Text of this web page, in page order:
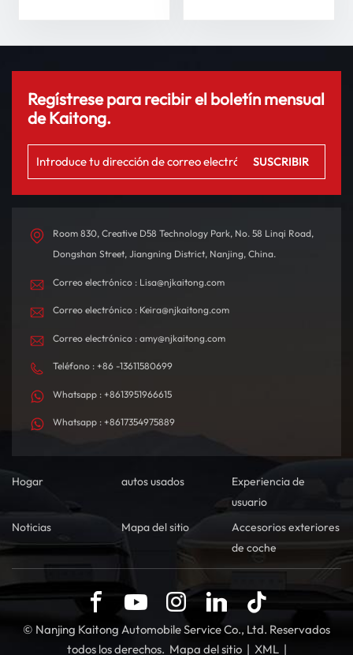
Regístrese para recibir el boletín mensual
de Kaitong.
Room 830, Creative D58 Technology Park, No. 58 Linqi Road,
Dongshan Street, Jiangning District, Nanjing, China.
Correo electrónico : Lisa@njkaitong.com
Correo electrónico : Keira@njkaitong.com
Correo electrónico : amy@njkaitong.com
Teléfono : +86 -13611580699
Whatsapp : +8613951966615
Whatsapp : +8617354975889
Hogar autos usados
Experiencia de
usuario
Noticias
Mapa del sitio
Accesorios exteriores
de coche
© Nanjing Kaitong Automobile Service Co., Ltd. Reservados
todos los derechos. Mapa del sitio | XML |